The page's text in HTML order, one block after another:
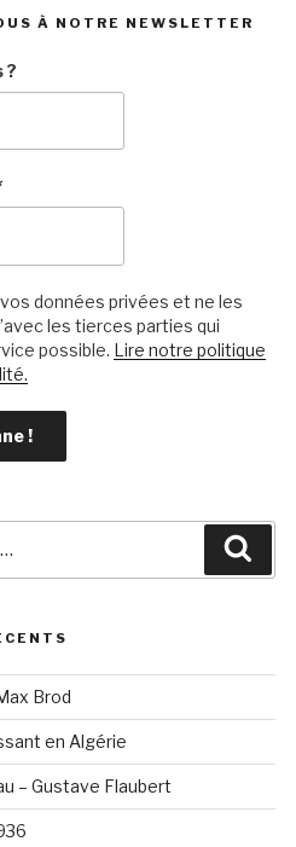
À NOTRE NEWSLETTER
?
données privées et ne les
les tierces parties qui
possible. Lire notre politique
Brod
en Algérie
– Gustave Flaubert